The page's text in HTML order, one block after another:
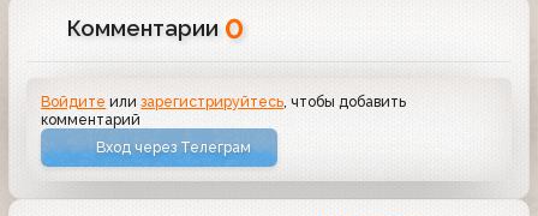
Комментарии 0
Войдите илизарегистрируйтесь , чтобы добавить
комментарий
Вход через Телеграм